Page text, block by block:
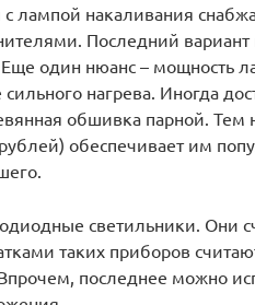
лампой накаливания
Последний вариант
один нюанс – мощность
нагрева. Иногда
обшивка парной. Тем
обеспечивает им
светильники. Они
таких приборов
последнее можно